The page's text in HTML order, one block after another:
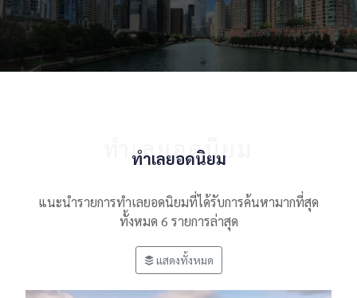
ทำเลยอดนิยม
ทำเลยอดนิยม
แนะนำรายการทำเลยอดนิยมที่ได้รับการค้นหามากที่สุด
ทั้งหมด 6 รายการล่าสุด
แสดงทั้งหมด